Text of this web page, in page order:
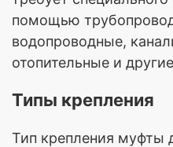
помощью
водопроводные,
отопительные и
Типы крепления
Тип крепления муфты